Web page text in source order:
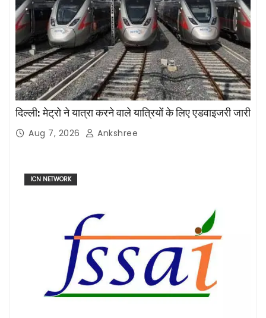
दिल्ली: मेट्रो ने यात्रा करने वाले यात्रियों के लिए एडवाइजरी जारी
Aug 7, 2026 Ankshree
ICN NETWORK